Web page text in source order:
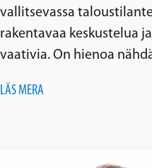
vallitsevassa
rakentavaa keskustelua
vaativia. On hienoa
LÄS MERA